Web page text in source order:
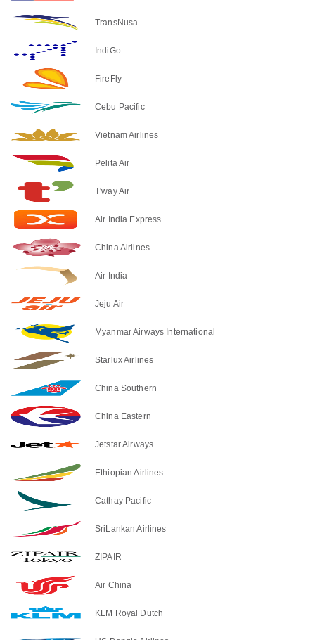
TransNusa
IndiGo
FireFly
Cebu Pacific
Vietnam Airlines
Pelita Air
T'way Air
Air India Express
China Airlines
Air India
Jeju Air
Myanmar Airways International
Starlux Airlines
China Southern
China Eastern
Jetstar Airways
Ethiopian Airlines
Cathay Pacific
SriLankan Airlines
ZIPAIR
Air China
KLM Royal Dutch